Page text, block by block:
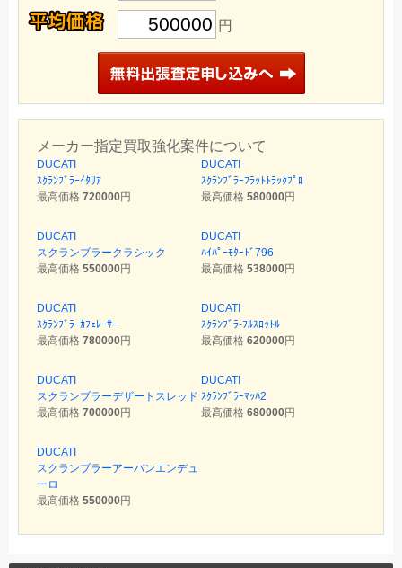
500000 円
メーカー指定買取強化案件について
DUCATI
ｽｸﾗﾝﾌﾞﾗｰｲﾀﾘｱ
最高価格 720000円
DUCATI
ｽｸﾗﾝﾌﾞﾗｰﾌﾗｯﾄﾄﾗｯｸﾌﾟﾛ
最高価格 580000円
DUCATI
スクランブラークラシック
最高価格 550000円
DUCATI
ﾊｲﾊﾟｰﾓﾀｰﾄﾞ796
最高価格 538000円
DUCATI
ｽｸﾗﾝﾌﾞﾗｰｶﾌｪﾚｰｻｰ
最高価格 780000円
DUCATI
ｽｸﾗﾝﾌﾞﾗ-ﾌﾙｽﾛｯﾄﾙ
最高価格 620000円
DUCATI
スクランブラーデザートスレッド
最高価格 700000円
DUCATI
ｽｸﾗﾝﾌﾞﾗｰﾏｯﾊ2
最高価格 680000円
DUCATI
スクランブラーアーバンエンデュ
ーロ
最高価格 550000円